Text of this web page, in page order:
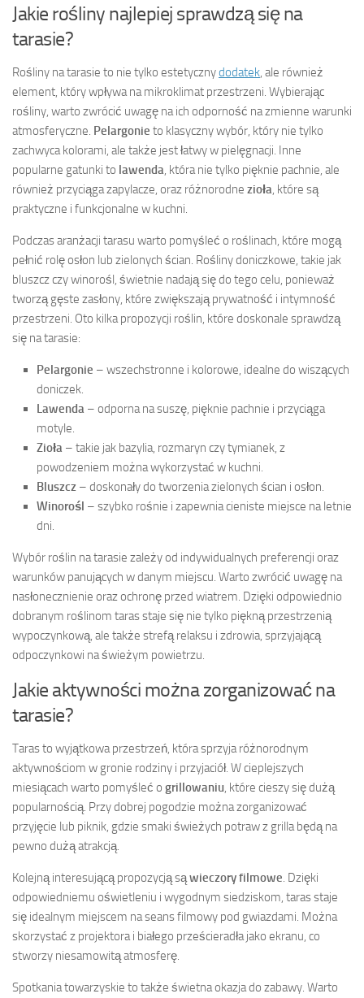
Jakie rośliny najlepiej sprawdzą się na
tarasie?
Rośliny na tarasie to nie tylko estetycznydodatek, ale również
element, który wpływa na mikroklimat przestrzeni. Wybierając
rośliny, warto zwrócić uwagę na ich odporność na zmienne warunki
atmosferyczne. Pelargonie to klasyczny wybór, który nie tylko
zachwyca kolorami, ale także jest łatwy w pielęgnacji. Inne
popularne gatunki to lawenda, która nie tylko pięknie pachnie, ale
również przyciąga zapylacze, oraz różnorodne zioła, które są
praktyczne i funkcjonalne w kuchni.
Podczas aranżacji tarasu warto pomyśleć o roślinach, które mogą
pełnić rolę osłon lub zielonych ścian. Rośliny doniczkowe, takie jak
bluszcz czy winorośl, świetnie nadają się do tego celu, ponieważ
tworzą gęste zasłony, które zwiększają prywatność i intymność
przestrzeni. Oto kilka propozycji roślin, które doskonale sprawdzą
się na tarasie:
Pelargonie – wszechstronne i kolorowe, idealne do wiszących
doniczek.
Lawenda – odporna na suszę, pięknie pachnie i przyciąga
motyle.
Zioła – takie jak bazylia, rozmaryn czy tymianek, z
powodzeniem można wykorzystać w kuchni.
Bluszcz – doskonały do tworzenia zielonych ścian i osłon.
Winorośl – szybko rośnie i zapewnia cieniste miejsce na letnie
dni.
Wybór roślin na tarasie zależy od indywidualnych preferencji oraz
warunków panujących w danym miejscu. Warto zwrócić uwagę na
nasłonecznienie oraz ochronę przed wiatrem. Dzięki odpowiednio
dobranym roślinom taras staje się nie tylko piękną przestrzenią
wypoczynkową, ale także strefą relaksu i zdrowia, sprzyjającą
odpoczynkowi na świeżym powietrzu.
Jakie aktywności można zorganizować na
tarasie?
Taras to wyjątkowa przestrzeń, która sprzyja różnorodnym
aktywnościom w gronie rodziny i przyjaciół. W cieplejszych
miesiącach warto pomyśleć o grillowaniu, które cieszy się dużą
popularnością. Przy dobrej pogodzie można zorganizować
przyjęcie lub piknik, gdzie smaki świeżych potraw z grilla będą na
pewno dużą atrakcją.
Kolejną interesującą propozycją sąwieczory filmowe. Dzięki
odpowiedniemu oświetleniu i wygodnym siedziskom, taras staje
się idealnym miejscem na seans filmowy pod gwiazdami. Można
skorzystać z projektora i białego prześcieradła jako ekranu, co
stworzy niesamowitą atmosferę.
Spotkania towarzyskie to także świetna okazja do zabawy. Warto